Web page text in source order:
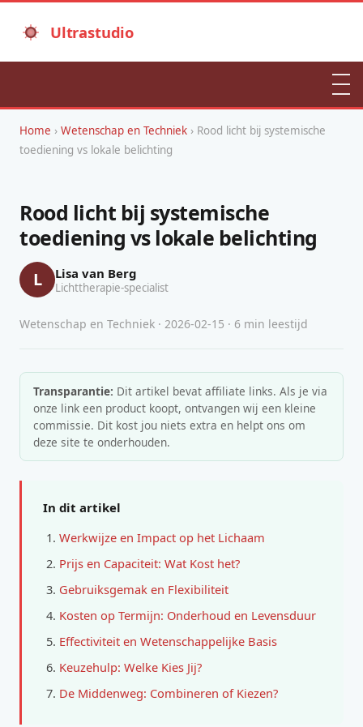
Ultrastudio
Home › Wetenschap en Techniek › Rood licht bij systemische
toediening vs lokale belichting
Rood licht bij systemische
toediening vs lokale belichting
L Lisa van Berg
Lichttherapie-specialist
Wetenschap en Techniek · 2026-02-15 · 6 min leestijd
Transparantie: Dit artikel bevat affiliate links. Als je via
onze link een product koopt, ontvangen wij een kleine
commissie. Dit kost jou niets extra en helpt ons om
deze site te onderhouden.
In dit artikel
Werkwijze en Impact op het Lichaam
Prijs en Capaciteit: Wat Kost het?
Gebruiksgemak en Flexibiliteit
Kosten op Termijn: Onderhoud en Levensduur
Effectiviteit en Wetenschappelijke Basis
Keuzehulp: Welke Kies Jij?
De Middenweg: Combineren of Kiezen?